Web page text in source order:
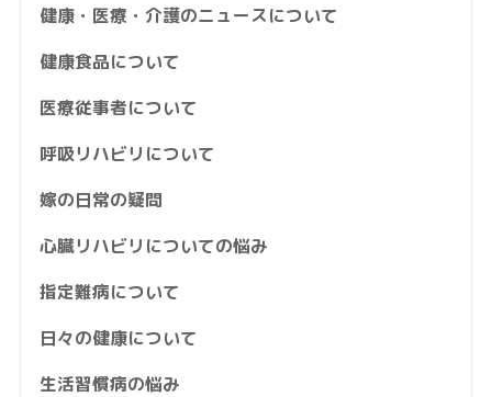
健康・医療・介護のニュースについて
健康食品について
医療従事者について
呼吸リハビリについて
嫁の日常の疑問
心臓リハビリについての悩み
指定難病について
日々の健康について
生活習慣病の悩み